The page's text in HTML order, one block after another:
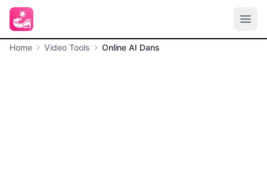
Home Video Tools Online AI Dans